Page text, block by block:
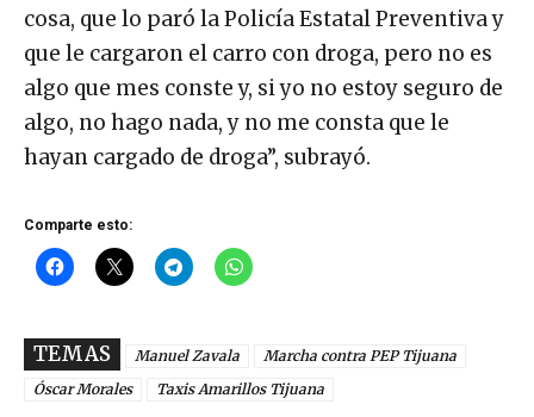
cosa, que lo paró la Policía Estatal Preventiva y
que le cargaron el carro con droga, pero no es
algo que mes conste y, si yo no estoy seguro de
algo, no hago nada, y no me consta que le
hayan cargado de droga”, subrayó.
Comparte esto:
TEMAS Manuel Zavala
Marcha contra PEP Tijuana
Óscar Morales
Taxis Amarillos Tijuana